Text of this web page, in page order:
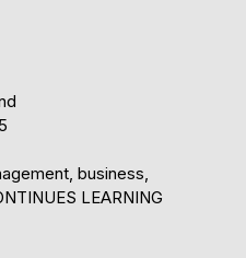
business,
LEARNING